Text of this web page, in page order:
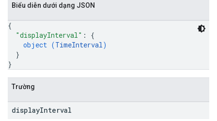
Biểu diễn dưới dạng JSON
{
"displayInterval" : {
object (TimeInterval)
}
}
Trường
displayInterval